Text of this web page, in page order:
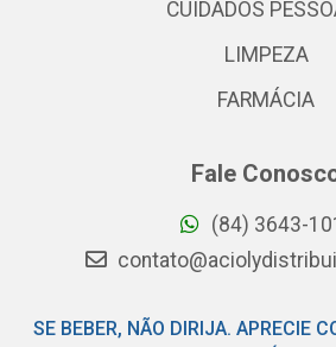
CUIDADOS
LIMPEZA
FARMÁCIA
Fale
(84) 3643-
SE BEBER, NÃO DIRIJA. APRECIE